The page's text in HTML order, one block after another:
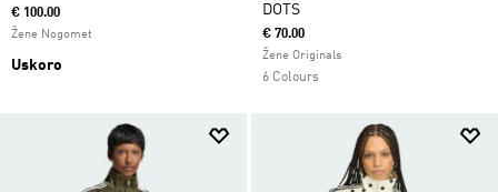
€ 100.00
Žene Nogomet
Uskoro
DOTS
€ 70.00
Žene Originals
6 Colours